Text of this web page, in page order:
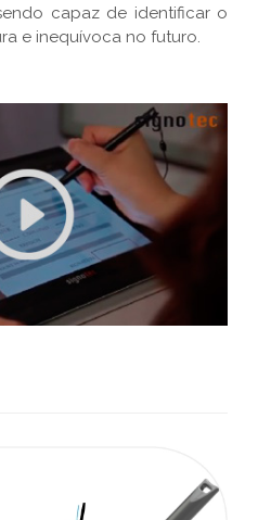
capaz de identificar o
e inequívoca no futuro.